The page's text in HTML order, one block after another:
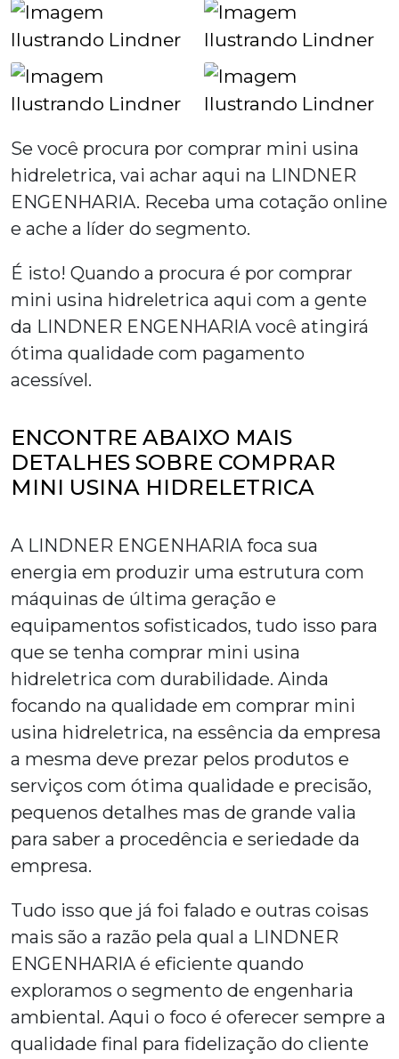
Se você procura por comprar mini usina
hidreletrica, vai achar aqui na LINDNER
ENGENHARIA. Receba uma cotação online
e ache a líder do segmento.
É isto! Quando a procura é por comprar
mini usina hidreletrica aqui com a gente
da LINDNER ENGENHARIA você atingirá
ótima qualidade com pagamento
acessível.
ENCONTRE ABAIXO MAIS
DETALHES SOBRE COMPRAR
MINI USINA HIDRELETRICA
A LINDNER ENGENHARIA foca sua
energia em produzir uma estrutura com
máquinas de última geração e
equipamentos sofisticados, tudo isso para
que se tenha comprar mini usina
hidreletrica com durabilidade. Ainda
focando na qualidade em comprar mini
usina hidreletrica, na essência da empresa
a mesma deve prezar pelos produtos e
serviços com ótima qualidade e precisão,
pequenos detalhes mas de grande valia
para saber a procedência e seriedade da
empresa.
Tudo isso que já foi falado e outras coisas
mais são a razão pela qual a LINDNER
ENGENHARIA é eficiente quando
exploramos o segmento de engenharia
ambiental. Aqui o foco é oferecer sempre a
qualidade final para fidelização do cliente